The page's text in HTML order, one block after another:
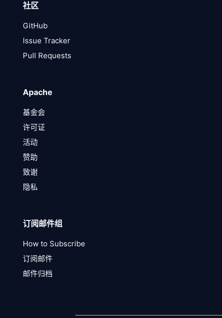
社区
GitHub
Issue Tracker
Pull Requests
Apache
基金会
许可证
活动
赞助
致谢
隐私
订阅邮件组
How to Subscribe
订阅邮件
邮件归档